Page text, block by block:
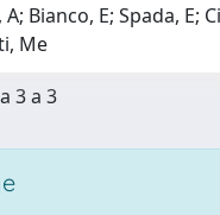
Bianco, E; Spada, E;
Me
3 a 3